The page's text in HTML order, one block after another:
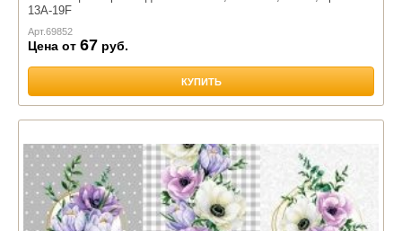
13A-19F
Арт.69852
Цена от 67 руб.
КУПИТЬ